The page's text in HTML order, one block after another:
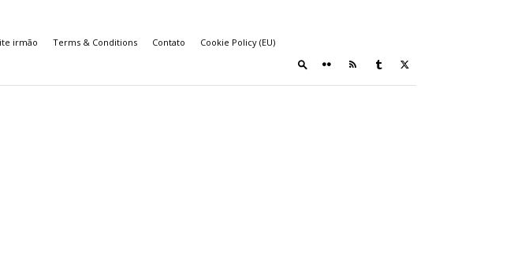
irmão Terms & Conditions Contato Cookie Policy (EU)